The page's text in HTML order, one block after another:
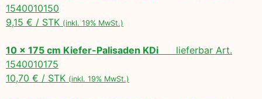
1540010150
9,15 € / STK (inkl. 19% MwSt.)
10 x 175 cm Kiefer-Palisaden KDi lieferbar Art.
1540010175
10,70 € / STK (inkl. 19% MwSt.)